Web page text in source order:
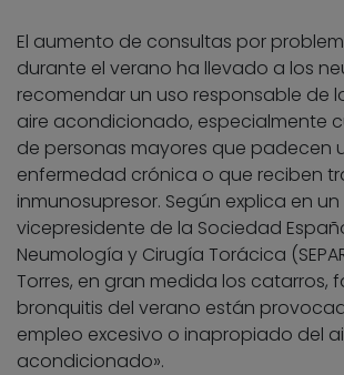
El aumento de consultas por
durante el verano ha llevado a los
recomendar un uso responsable de
aire acondicionado, especialmente
de personas mayores que padecen
enfermedad crónica o que reciben
inmunosupresor. Según explica en
vicepresidente de la Sociedad
Neumología y Cirugía Torácica
Torres, en gran medida los catarros,
bronquitis del verano están
empleo excesivo o inapropiado del
acondicionado».